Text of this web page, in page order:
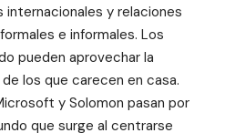
internacionales y relaciones
e informales. Los
pueden aprovechar la
los que carecen en casa.
y Solomon pasan por
que surge al centrarse